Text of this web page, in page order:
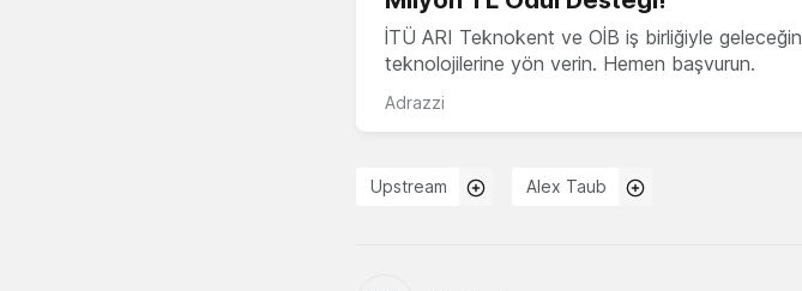
İTÜ ARI Teknokent ve OİB iş birliğiyle geleceğin
teknolojilerine yön verin. Hemen başvurun.
Adrazzi
Upstream Alex Taub